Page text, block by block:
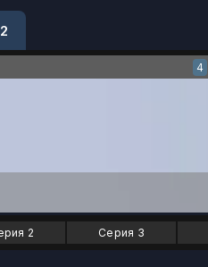
4
2 Серия 3